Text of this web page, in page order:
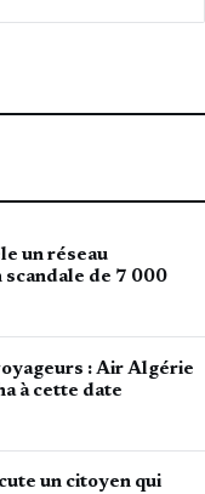
un réseau
de 7 000
: Air Algérie
à cette date
un citoyen qui